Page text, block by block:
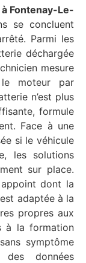
Fontenay-Le-
se concluent
Parmi les
déchargée
mesure
le moteur par
n’est plus
formule
Face à une
si le véhicule
les solutions
sur place.
dont la
adaptée à la
propres aux
à la formation
symptôme
données